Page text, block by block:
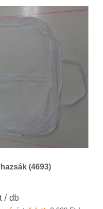
(4693)
/ db